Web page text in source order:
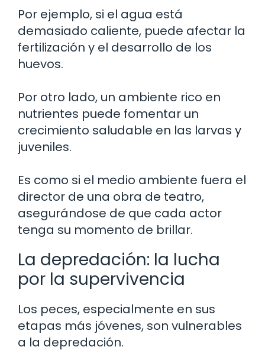
Por ejemplo, si el agua está
demasiado caliente, puede afectar la
fertilización y el desarrollo de los
huevos.
Por otro lado, un ambiente rico en
nutrientes puede fomentar un
crecimiento saludable en las larvas y
juveniles.
Es como si el medio ambiente fuera el
director de una obra de teatro,
asegurándose de que cada actor
tenga su momento de brillar.
La depredación: la lucha
por la supervivencia
Los peces, especialmente en sus
etapas más jóvenes, son vulnerables
a la depredación.